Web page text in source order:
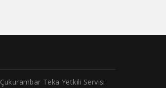
Çukurambar Teka Yetkili Servisi